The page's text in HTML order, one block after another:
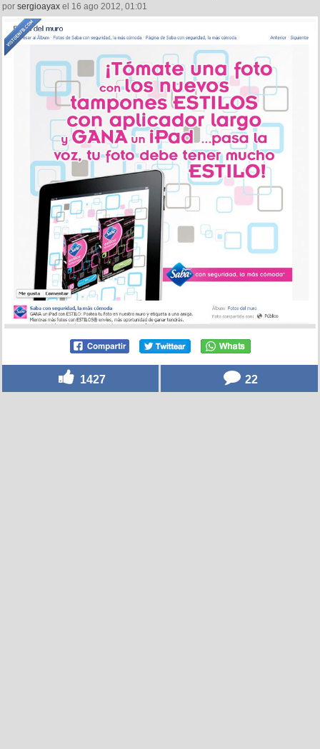
por sergioayax el 16 ago 2012, 01:01
1427 22